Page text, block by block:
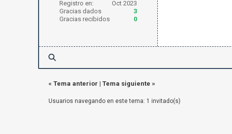
Registro en:
Oct 2023
Gracias dados
3
Gracias recibidos
0
« Tema anterior | Tema siguiente »
Usuarios navegando en este tema: 1 invitado(s)